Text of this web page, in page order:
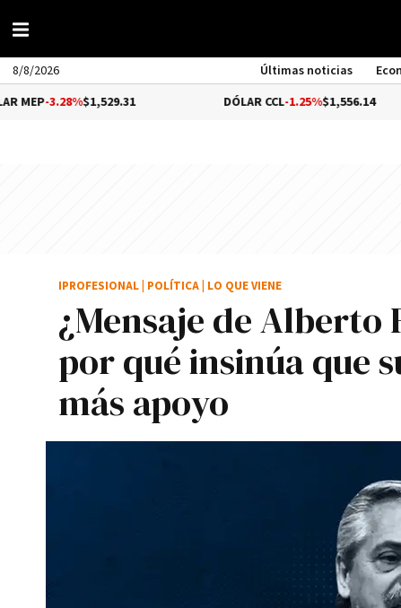
8/8/2026 Últimas noticias
$1,529.31 -1.25%$1,556.14
¿Mensaje de Alberto
por qué insinúa que
más apoyo
IPROFESIONAL POLÍTICA LO QUE VIENE